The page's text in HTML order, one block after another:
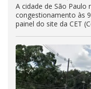
A cidade de São Paulo
congestionamento às
painel do site da CET